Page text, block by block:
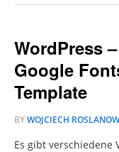
WordPress
Google
Template
BYWOJCIECH
Es gibt verschiedene